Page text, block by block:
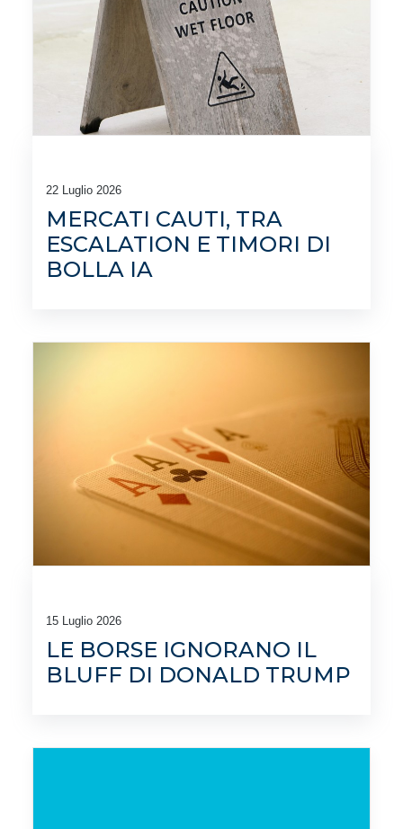
22 Luglio 2026
MERCATI CAUTI, TRA
ESCALATION E TIMORI DI
BOLLA IA
15 Luglio 2026
LE BORSE IGNORANO IL
BLUFF DI DONALD TRUMP